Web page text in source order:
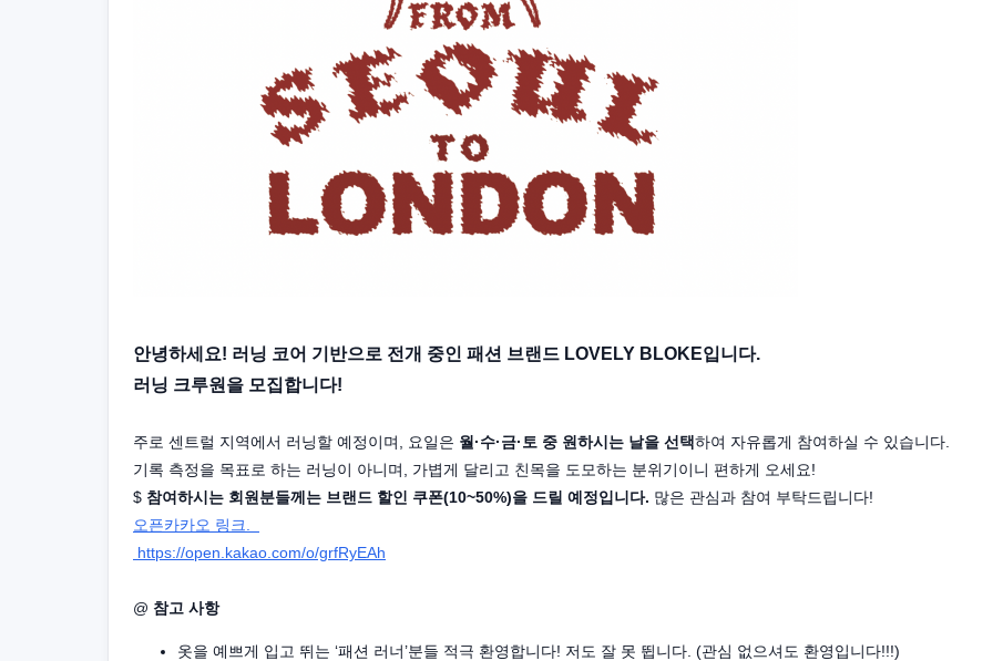
안녕하세요! 러닝 코어 기반으로 전개 중인 패션 브랜드 LOVELY BLOKE입니다.
러닝 크루원을 모집합니다!
주로 센트럴 지역에서 러닝할 예정이며, 요일은 월·수·금·토 중 원하시는 날을 선택하여 자유롭게 참여하실 수 있습니다.
기록 측정을 목표로 하는 러닝이 아니며, 가볍게 달리고 친목을 도모하는 분위기이니 편하게 오세요!
$ 참여하시는 회원분들께는 브랜드 할인 쿠폰(10~50%)을 드릴 예정입니다. 많은 관심과 참여 부탁드립니다!
오픈카카오 링크.
https://open.kakao.com/o/grfRyEAh
@ 참고 사항
옷을 예쁘게 입고 뛰는 ‘패션 러너’분들 적극 환영합니다! 저도 잘 못 뜁니다. (관심 없으셔도 환영입니다!!!)